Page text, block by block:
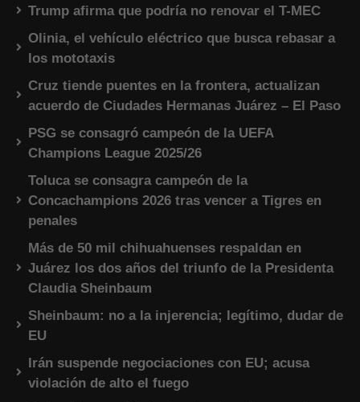
Trump afirma que podría no renovar el T-MEC
Olinia, el vehículo eléctrico que busca rebasar a
los mototaxis
Cruz tiende puentes en la frontera, actualizan
acuerdo de Ciudades Hermanas Juárez – El Paso
PSG se consagró campeón de la UEFA
Champions League 2025/26
Toluca se consagra campeón de la
Concachampions 2026 tras vencer a Tigres en
penales
Más de 50 mil chihuahuenses respaldan en
Juárez los dos años del triunfo de la Presidenta
Claudia Sheinbaum
Sheinbaum: no a la injerencia; legítimo, dudar de
EU
Irán suspende negociaciones con EU; acusa
violación de alto el fuego